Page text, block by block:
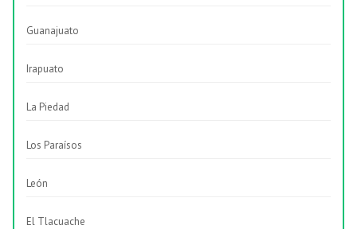
Guanajuato
Irapuato
La Piedad
Los Paraísos
León
El Tlacuache